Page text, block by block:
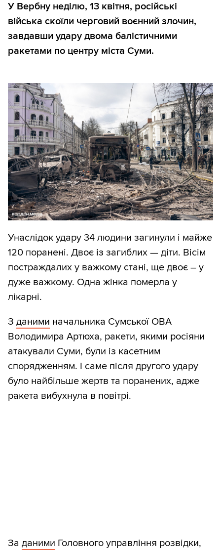
У Вербну неділю, 13 квітня, російські
війська скоїли черговий воєнний злочин,
завдавши удару двома балістичними
ракетами по центру міста Суми.
Унаслідок удару 34 людини загинули і майже
120 поранені. Двоє із загиблих — діти. Вісім
постраждалих у важкому стані, ще двоє – у
дуже важкому. Одна жінка померла у
лікарні.
З даними начальника Сумської ОВА
Володимира Артюха, ракети, якими росіяни
атакували Суми, були із касетним
спорядженням. І саме після другого удару
було найбільше жертв та поранених, адже
ракета вибухнула в повітрі.
За даними Головного управління розвідки,